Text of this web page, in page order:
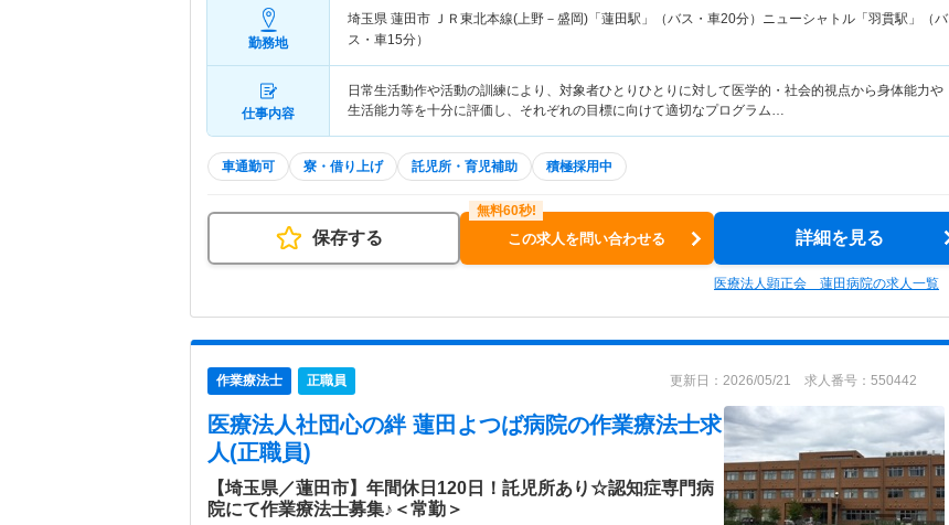
勤務地
埼玉県 蓮田市 ＪＲ東北本線(上野－盛岡)「蓮田駅」（バス・車20分）ニューシャトル「羽貫駅」（バ
ス・車15分）
仕事内容
日常生活動作や活動の訓練により、対象者ひとりひとりに対して医学的・社会的視点から身体能力や
生活能力等を十分に評価し、それぞれの目標に向けて適切なプログラム…
車通勤可 寮・借り上げ 託児所・育児補助 積極採用中
保存する この求人を問い合わせる 詳細を見る
医療法人顕正会 蓮田病院の求人一覧
作業療法士 正職員 更新日：2026/05/21 求人番号：550442
医療法人社団心の絆 蓮田よつば病院の作業療法士求
人(正職員)
【埼玉県／蓮田市】年間休日120日！託児所あり☆認知症専門病
院にて作業療法士募集♪＜常勤＞